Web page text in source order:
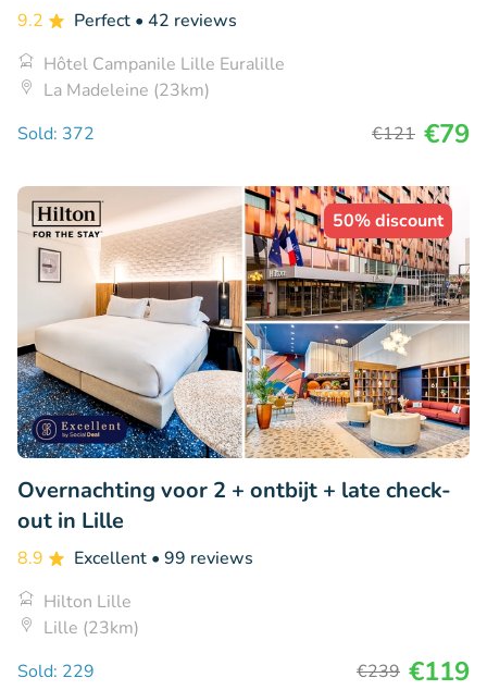
9.2 Perfect • 42 reviews
Hôtel Campanile Lille Euralille
La Madeleine (23km)
Sold: 372
€121 €79
50% discount
Overnachting voor 2 + ontbijt + late check-
out in Lille
8.9 Excellent • 99 reviews
Hilton Lille
Lille (23km)
Sold: 229
€239 €119